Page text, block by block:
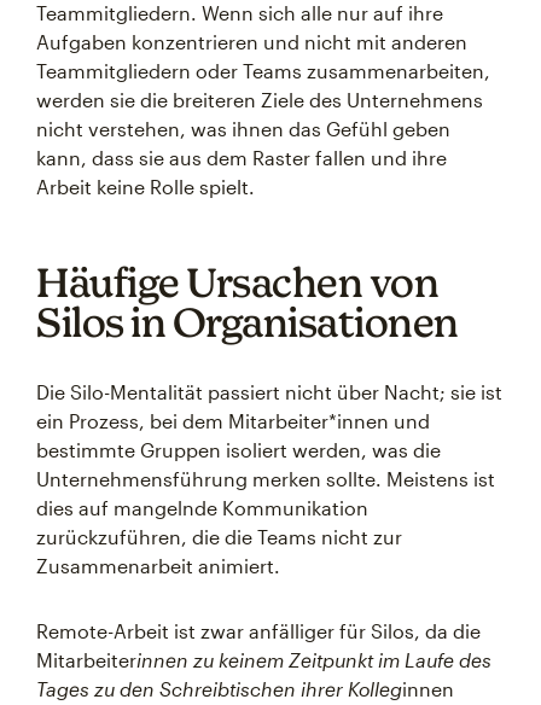
Teammitgliedern. Wenn sich alle nur auf ihre
Aufgaben konzentrieren und nicht mit anderen
Teammitgliedern oder Teams zusammenarbeiten,
werden sie die breiteren Ziele des Unternehmens
nicht verstehen, was ihnen das Gefühl geben
kann, dass sie aus dem Raster fallen und ihre
Arbeit keine Rolle spielt.
Häufige Ursachen von
Silos in Organisationen
Die Silo-Mentalität passiert nicht über Nacht; sie ist
ein Prozess, bei dem Mitarbeiter*innen und
bestimmte Gruppen isoliert werden, was die
Unternehmensführung merken sollte. Meistens ist
dies auf mangelnde Kommunikation
zurückzuführen, die die Teams nicht zur
Zusammenarbeit animiert.
Remote-Arbeit ist zwar anfälliger für Silos, da die
Mitarbeiterinnen zu keinem Zeitpunkt im Laufe des
Tages zu den Schreibtischen ihrer Kolleginnen